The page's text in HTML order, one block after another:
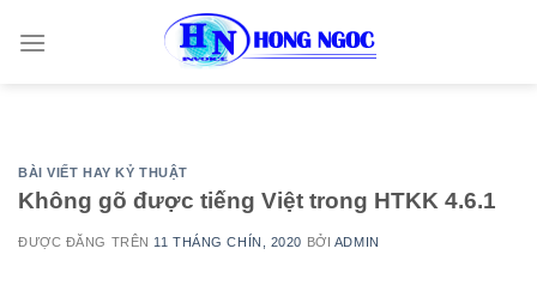
BÀI VIẾT HAY KỶ THUẬT
Không gõ được tiếng Việt trong HTKK 4.6.1
ĐƯỢC ĐĂNG TRÊN 11 THÁNG CHÍN, 2020 BỞI ADMIN